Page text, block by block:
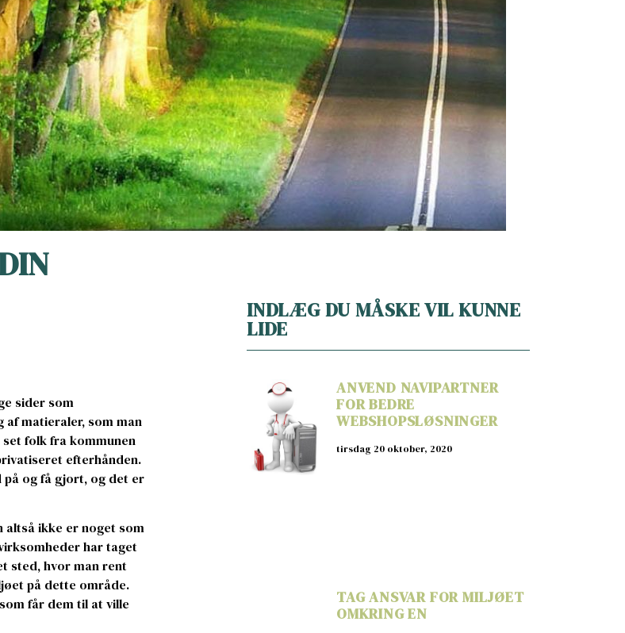
sider som
af matieraler, som man
folk fra kommunen
efterhånden.
på og få gjort, og det er
ikke er noget som
har taget
sted, hvor man rent
på dette område.
får dem til at ville
INDLÆG DU MÅSKE VIL KUNNE
LIDE
ANVEND NAVIPARTNER
FOR BEDRE
WEBSHOPSLØSNINGER
tirsdag 20 oktober, 2020
TAG ANSVAR FOR MILJØET
OMKRING EN